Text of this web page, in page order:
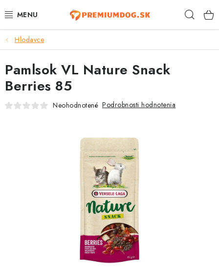
na
TOP 100 PRODUKTOV
NOVINKY
AKCIE
Hlodavce
Pamlsok VL Nature Snack
Berries 85
Neohodnotené Podrobnosti hodnotenia